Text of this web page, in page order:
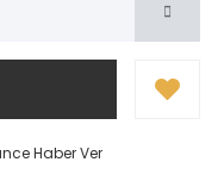
Haber Ver